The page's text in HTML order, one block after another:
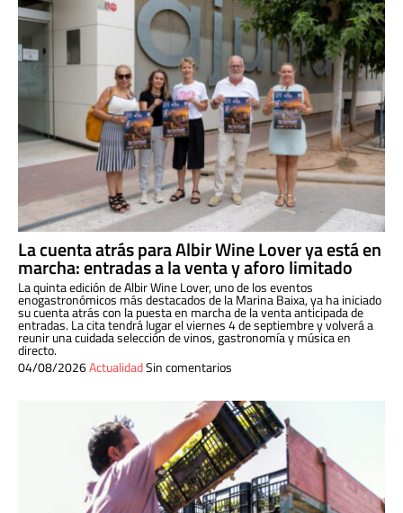
La cuenta atrás para Albir Wine Lover ya está en
marcha: entradas a la venta y aforo limitado
La quinta edición de Albir Wine Lover, uno de los eventos
enogastronómicos más destacados de la Marina Baixa, ya ha iniciado
su cuenta atrás con la puesta en marcha de la venta anticipada de
entradas. La cita tendrá lugar el viernes 4 de septiembre y volverá a
reunir una cuidada selección de vinos, gastronomía y música en
directo.
04/08/2026ActualidadSin comentarios